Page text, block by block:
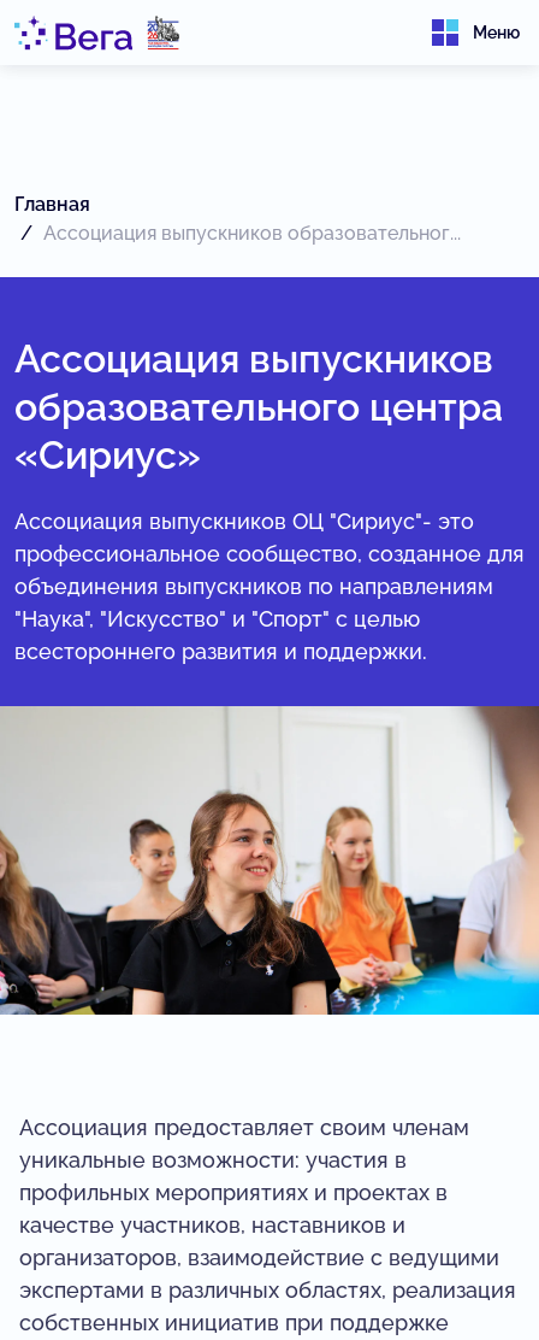
Меню
Главная
Ассоциация выпускников образовательног...
Ассоциация выпускников
образовательного центра
«Сириус»
Ассоциация выпускников ОЦ "Сириус"- это
профессиональное сообщество, созданное для
объединения выпускников по направлениям
"Наука", "Искусство" и "Спорт" с целью
всестороннего развития и поддержки.
Ассоциация предоставляет своим членам
уникальные возможности: участия в
профильных мероприятиях и проектах в
качестве участников, наставников и
организаторов, взаимодействие с ведущими
экспертами в различных областях, реализация
собственных инициатив при поддержке